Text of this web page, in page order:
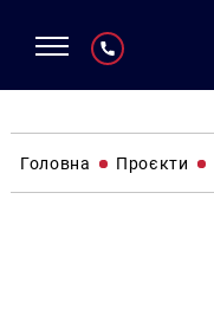
Головна Проєкти